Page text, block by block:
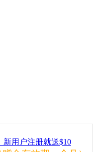
新用户注册就送$10